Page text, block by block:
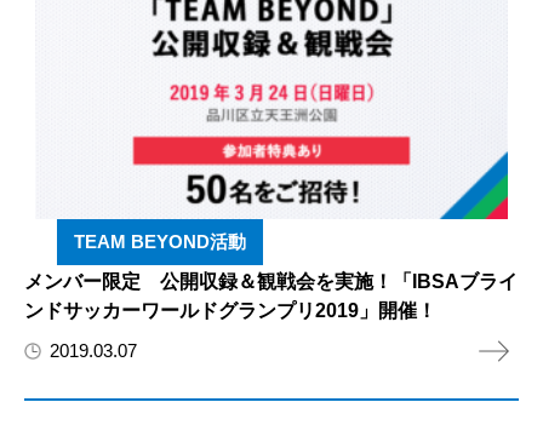
TEAM BEYOND活動
メンバー限定 公開収録＆観戦会を実施！「IBSAブライ
ンドサッカーワールドグランプリ2019」開催！
2019.03.07